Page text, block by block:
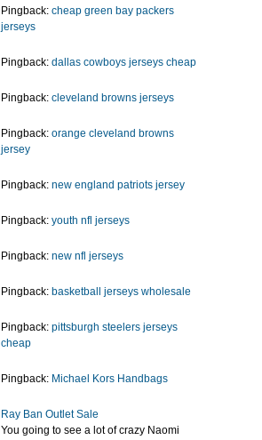
Pingback: cheap green bay packers
jerseys
Pingback: dallas cowboys jerseys cheap
Pingback: cleveland browns jerseys
Pingback: orange cleveland browns
jersey
Pingback: new england patriots jersey
Pingback: youth nfl jerseys
Pingback: new nfl jerseys
Pingback: basketball jerseys wholesale
Pingback: pittsburgh steelers jerseys
cheap
Pingback: Michael Kors Handbags
Ray Ban Outlet Sale
You going to see a lot of crazy Naomi